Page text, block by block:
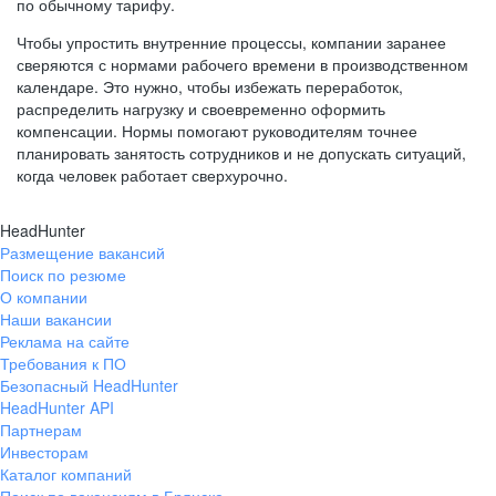
по обычному тарифу.
Чтобы упростить внутренние процессы, компании заранее
сверяются с нормами рабочего времени в производственном
календаре. Это нужно, чтобы избежать переработок,
распределить нагрузку и своевременно оформить
компенсации. Нормы помогают руководителям точнее
планировать занятость сотрудников и не допускать ситуаций,
когда человек работает сверхурочно.
HeadHunter
Размещение вакансий
Поиск по резюме
О компании
Наши вакансии
Реклама на сайте
Требования к ПО
Безопасный HeadHunter
HeadHunter API
Партнерам
Инвесторам
Каталог компаний